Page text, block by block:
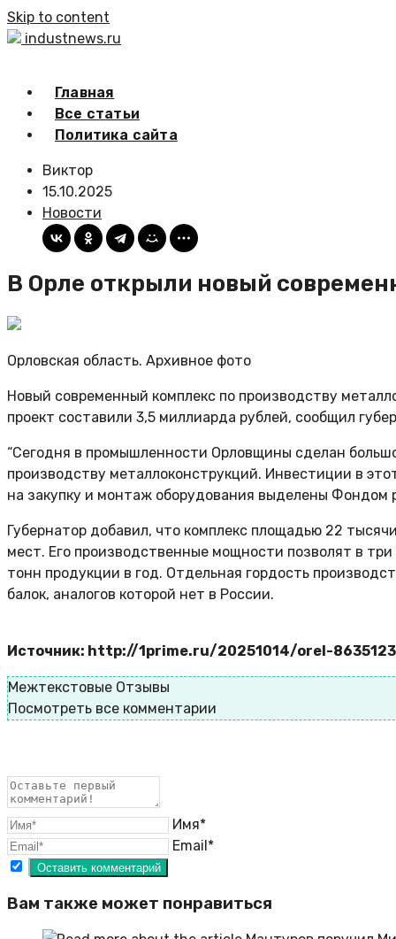
Skip to content
industnews.ru
Главная
Все статьи
Политика сайта
Виктор
15.10.2025
Новости
В Орле открыли новый
Орловская область. Архивное фото
Новый современный комплекс по производству
проект составили 3,5 миллиарда рублей, сообщил
“Сегодня в промышленности Орловщины сделан
производству металлоконструкций. Инвестиции в
на закупку и монтаж оборудования выделены Фондом
Губернатор добавил, что комплекс площадью 22
мест. Его производственные мощности позволят в
тонн продукции в год. Отдельная гордость
балок, аналогов которой нет в России.
Источник: http://1prime.ru/20251014/orel-
Межтекстовые Отзывы
Посмотреть все комментарии
Имя*
Email*
Вам также может понравиться